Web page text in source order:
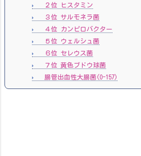
２位 ヒスタミン
３位 サルモネラ菌
４位 カンピロバクター
５位 ウェルシュ菌
６位 セレウス菌
７位 黄色ブドウ球菌
腸管出血性大腸菌(O-157)